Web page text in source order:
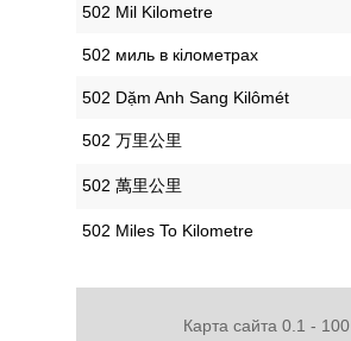
‎502 Mil Kilometre
‎502 миль в кілометрах
‎502 Dặm Anh Sang Kilômét
‎502 万里公里
‎502 萬里公里
‎502 Miles To Kilometre
Карта сайта 0.1 - 100